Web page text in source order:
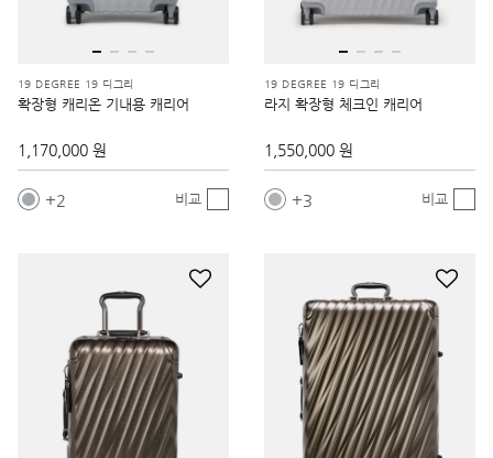
19 DEGREE 19 디그리
확장형 캐리온 기내용 캐리어
1,170,000 원
2 비교
19 DEGREE 19 디그리
라지 확장형 체크인 캐리어
1,550,000 원
3 비교